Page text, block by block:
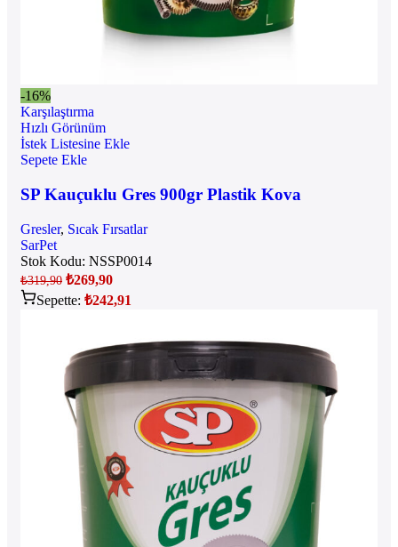
-16%
Karşılaştırma
Hızlı Görünüm
İstek Listesine Ekle
Sepete Ekle
SP Kauçuklu Gres 900gr Plastik Kova
Gresler, Sıcak Fırsatlar
SarPet
Stok Kodu: NSSP0014
₺319,90 ₺269,90
Sepette: ₺242,91